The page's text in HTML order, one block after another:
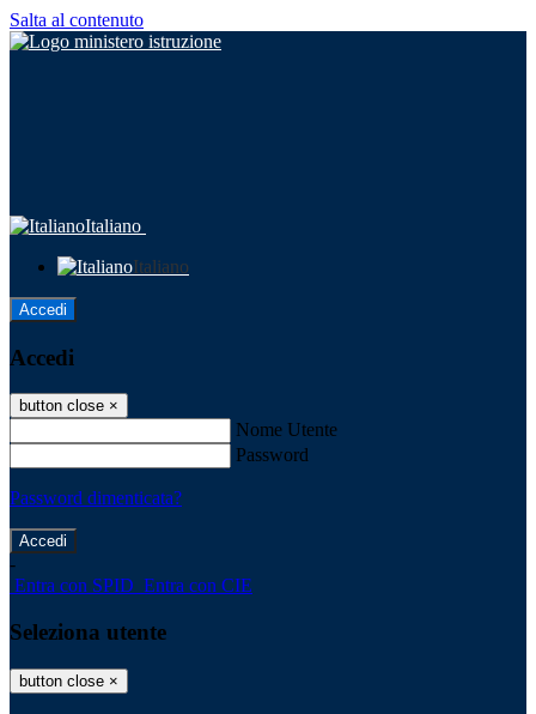
Salta al contenuto
Italiano
Italiano
Accedi
Accedi
button close ×
Nome Utente
Password
Password dimenticata?
-
Entra con SPID Entra con CIE
Seleziona utente
button close ×